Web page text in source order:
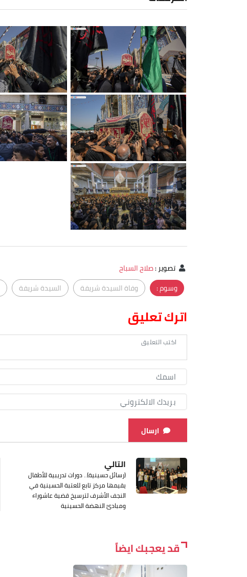
تصوير:صلاح السباح
وسوم :
وفاة السيدة شريفة السيدة شريفة
اترك تعليق
ارسال
التالي
(رسائل حسينية).. دورات تدريبية للأطفال
يقيمها مركز تابع للعتبة الحسينية في
النجف الأشرف لترسيخ قضية عاشوراء
ومبادئ النهضة الحسينية
قد يعجبك ايضاً